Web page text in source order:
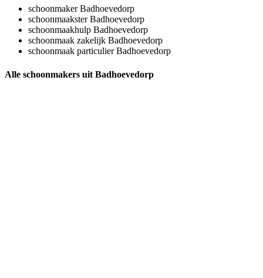
schoonmaker Badhoevedorp
schoonmaakster Badhoevedorp
schoonmaakhulp Badhoevedorp
schoonmaak zakelijk Badhoevedorp
schoonmaak particulier Badhoevedorp
Alle schoonmakers uit Badhoevedorp